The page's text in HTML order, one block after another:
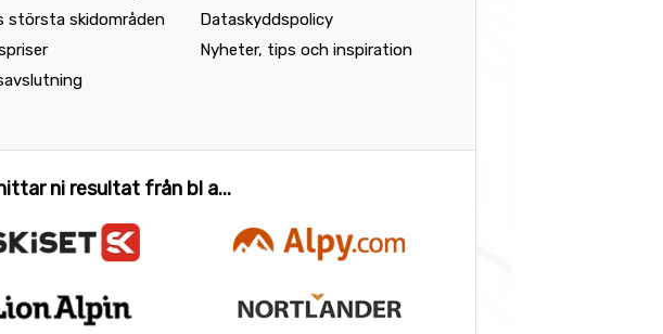
största skidområden
Dataskyddspolicy
Nyheter, tips och inspiration
ni resultat från bl a...